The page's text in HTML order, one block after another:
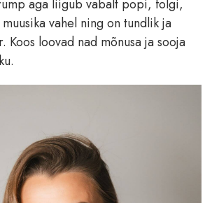
aga liigub vabalt popi, folgi,
vahel ning on tundlik ja
Koos loovad nad mõnusa ja sooja